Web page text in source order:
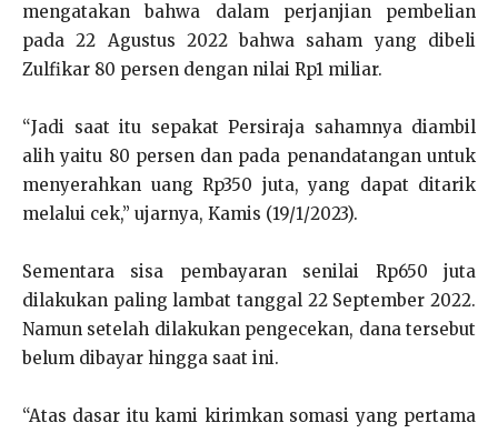
mengatakan bahwa dalam perjanjian pembelian
pada 22 Agustus 2022 bahwa saham yang dibeli
Zulfikar 80 persen dengan nilai Rp1 miliar.
“Jadi saat itu sepakat Persiraja sahamnya diambil
alih yaitu 80 persen dan pada penandatangan untuk
menyerahkan uang Rp350 juta, yang dapat ditarik
melalui cek,” ujarnya, Kamis (19/1/2023).
Sementara sisa pembayaran senilai Rp650 juta
dilakukan paling lambat tanggal 22 September 2022.
Namun setelah dilakukan pengecekan, dana tersebut
belum dibayar hingga saat ini.
“Atas dasar itu kami kirimkan somasi yang pertama